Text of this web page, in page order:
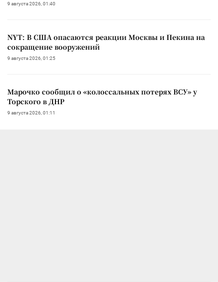
9 августа 2026, 01:40
NYT: В США опасаются реакции Москвы и Пекина на
сокращение вооружений
9 августа 2026, 01:25
Марочко сообщил о «колоссальных потерях ВСУ» у
Торского в ДНР
9 августа 2026, 01:11